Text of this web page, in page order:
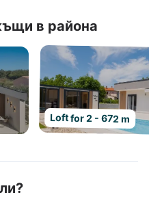
в района
Loft for 2 - 672 m